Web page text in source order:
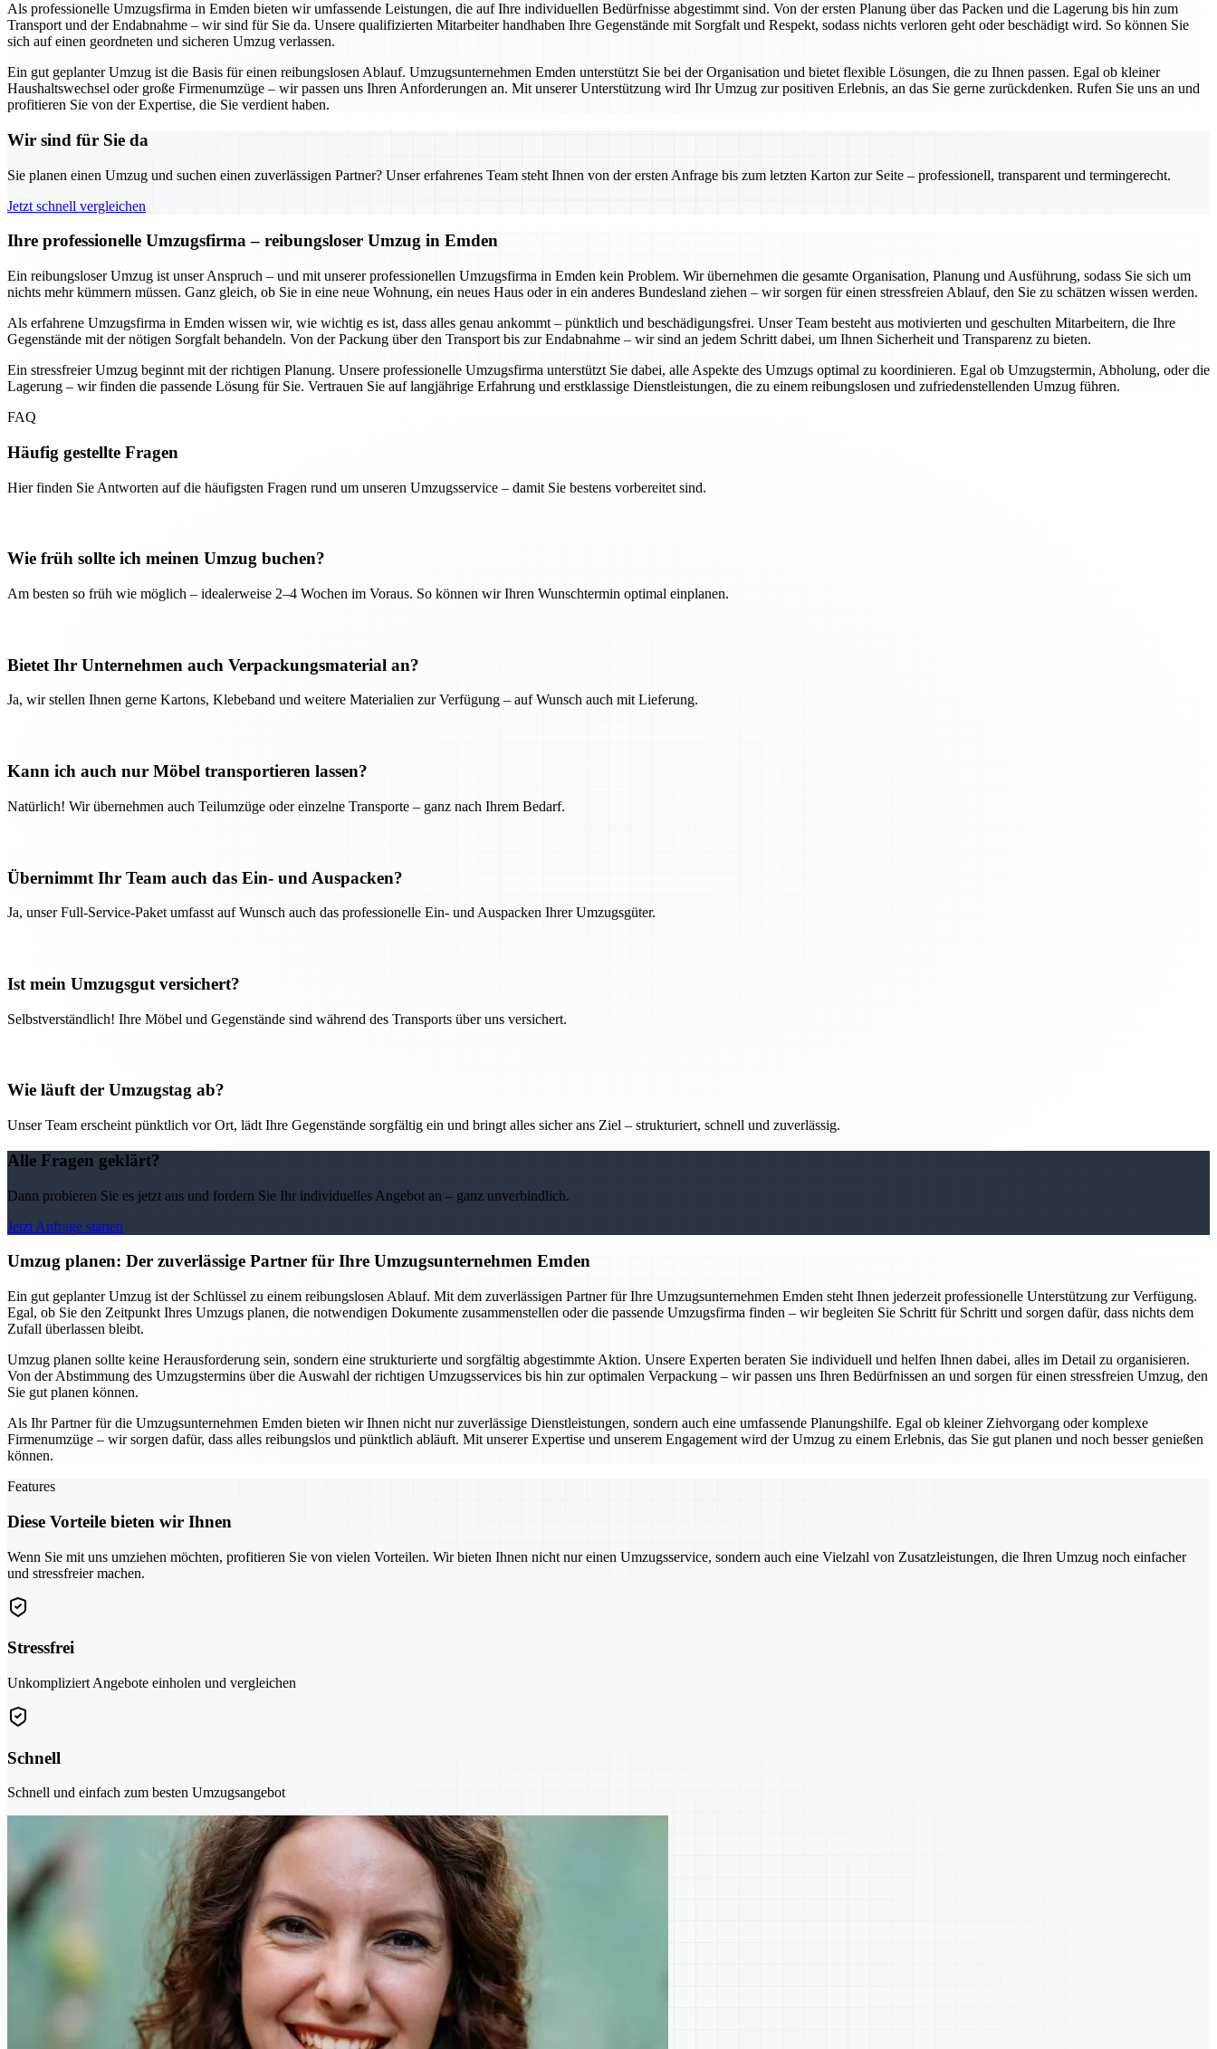
Als professionelle Umzugsfirma in Emden bieten wir umfassende Leistungen, die auf Ihre individuellen Bedürfnisse abgestimmt sind. Von der ersten Planung über das Packen und die Lagerung bis hin zum
Transport und der Endabnahme – wir sind für Sie da. Unsere qualifizierten Mitarbeiter handhaben Ihre Gegenstände mit Sorgfalt und Respekt, sodass nichts verloren geht oder beschädigt wird. So können Sie
sich auf einen geordneten und sicheren Umzug verlassen.
Ein gut geplanter Umzug ist die Basis für einen reibungslosen Ablauf. Umzugsunternehmen Emden unterstützt Sie bei der Organisation und bietet flexible Lösungen, die zu Ihnen passen. Egal ob kleiner
Haushaltswechsel oder große Firmenumzüge – wir passen uns Ihren Anforderungen an. Mit unserer Unterstützung wird Ihr Umzug zur positiven Erlebnis, an das Sie gerne zurückdenken. Rufen Sie uns an und
profitieren Sie von der Expertise, die Sie verdient haben.
Wir sind für Sie da
Sie planen einen Umzug und suchen einen zuverlässigen Partner? Unser erfahrenes Team steht Ihnen von der ersten Anfrage bis zum letzten Karton zur Seite – professionell, transparent und termingerecht.
Jetzt schnell vergleichen
Ihre professionelle Umzugsfirma – reibungsloser Umzug in Emden
Ein reibungsloser Umzug ist unser Anspruch – und mit unserer professionellen Umzugsfirma in Emden kein Problem. Wir übernehmen die gesamte Organisation, Planung und Ausführung, sodass Sie sich um
nichts mehr kümmern müssen. Ganz gleich, ob Sie in eine neue Wohnung, ein neues Haus oder in ein anderes Bundesland ziehen – wir sorgen für einen stressfreien Ablauf, den Sie zu schätzen wissen werden.
Als erfahrene Umzugsfirma in Emden wissen wir, wie wichtig es ist, dass alles genau ankommt – pünktlich und beschädigungsfrei. Unser Team besteht aus motivierten und geschulten Mitarbeitern, die Ihre
Gegenstände mit der nötigen Sorgfalt behandeln. Von der Packung über den Transport bis zur Endabnahme – wir sind an jedem Schritt dabei, um Ihnen Sicherheit und Transparenz zu bieten.
Ein stressfreier Umzug beginnt mit der richtigen Planung. Unsere professionelle Umzugsfirma unterstützt Sie dabei, alle Aspekte des Umzugs optimal zu koordinieren. Egal ob Umzugstermin, Abholung, oder die
Lagerung – wir finden die passende Lösung für Sie. Vertrauen Sie auf langjährige Erfahrung und erstklassige Dienstleistungen, die zu einem reibungslosen und zufriedenstellenden Umzug führen.
FAQ
Häufig gestellte Fragen
Hier finden Sie Antworten auf die häufigsten Fragen rund um unseren Umzugsservice – damit Sie bestens vorbereitet sind.
Wie früh sollte ich meinen Umzug buchen?
Am besten so früh wie möglich – idealerweise 2–4 Wochen im Voraus. So können wir Ihren Wunschtermin optimal einplanen.
Bietet Ihr Unternehmen auch Verpackungsmaterial an?
Ja, wir stellen Ihnen gerne Kartons, Klebeband und weitere Materialien zur Verfügung – auf Wunsch auch mit Lieferung.
Kann ich auch nur Möbel transportieren lassen?
Natürlich! Wir übernehmen auch Teilumzüge oder einzelne Transporte – ganz nach Ihrem Bedarf.
Übernimmt Ihr Team auch das Ein- und Auspacken?
Ja, unser Full-Service-Paket umfasst auf Wunsch auch das professionelle Ein- und Auspacken Ihrer Umzugsgüter.
Ist mein Umzugsgut versichert?
Selbstverständlich! Ihre Möbel und Gegenstände sind während des Transports über uns versichert.
Wie läuft der Umzugstag ab?
Unser Team erscheint pünktlich vor Ort, lädt Ihre Gegenstände sorgfältig ein und bringt alles sicher ans Ziel – strukturiert, schnell und zuverlässig.
Alle Fragen geklärt?
Dann probieren Sie es jetzt aus und fordern Sie Ihr individuelles Angebot an – ganz unverbindlich.
Jetzt Anfrage starten
Umzug planen: Der zuverlässige Partner für Ihre Umzugsunternehmen Emden
Ein gut geplanter Umzug ist der Schlüssel zu einem reibungslosen Ablauf. Mit dem zuverlässigen Partner für Ihre Umzugsunternehmen Emden steht Ihnen jederzeit professionelle Unterstützung zur Verfügung.
Egal, ob Sie den Zeitpunkt Ihres Umzugs planen, die notwendigen Dokumente zusammenstellen oder die passende Umzugsfirma finden – wir begleiten Sie Schritt für Schritt und sorgen dafür, dass nichts dem
Zufall überlassen bleibt.
Umzug planen sollte keine Herausforderung sein, sondern eine strukturierte und sorgfältig abgestimmte Aktion. Unsere Experten beraten Sie individuell und helfen Ihnen dabei, alles im Detail zu organisieren.
Von der Abstimmung des Umzugstermins über die Auswahl der richtigen Umzugsservices bis hin zur optimalen Verpackung – wir passen uns Ihren Bedürfnissen an und sorgen für einen stressfreien Umzug, den
Sie gut planen können.
Als Ihr Partner für die Umzugsunternehmen Emden bieten wir Ihnen nicht nur zuverlässige Dienstleistungen, sondern auch eine umfassende Planungshilfe. Egal ob kleiner Ziehvorgang oder komplexe
Firmenumzüge – wir sorgen dafür, dass alles reibungslos und pünktlich abläuft. Mit unserer Expertise und unserem Engagement wird der Umzug zu einem Erlebnis, das Sie gut planen und noch besser genießen
können.
Features
Diese Vorteile bieten wir Ihnen
Wenn Sie mit uns umziehen möchten, profitieren Sie von vielen Vorteilen. Wir bieten Ihnen nicht nur einen Umzugsservice, sondern auch eine Vielzahl von Zusatzleistungen, die Ihren Umzug noch einfacher
und stressfreier machen.
Stressfrei
Unkompliziert Angebote einholen und vergleichen
Schnell
Schnell und einfach zum besten Umzugsangebot